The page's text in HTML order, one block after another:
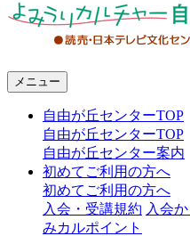
メニュー
自由が丘センターTOP
自由が丘センターTOP
自由が丘センター案内
初めてご利用の方へ
初めてご利用の方へ
入会・受講規約 入会
みカルポイント